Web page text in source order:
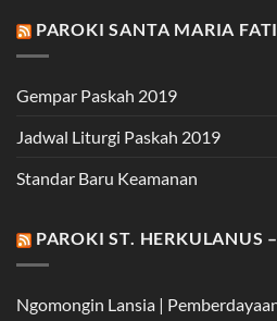
PAROKI SANTA MARIA
Gempar Paskah 2019
Jadwal Liturgi Paskah 2019
Standar Baru Keamanan
PAROKI ST. HERKULANUS
Ngomongin Lansia |